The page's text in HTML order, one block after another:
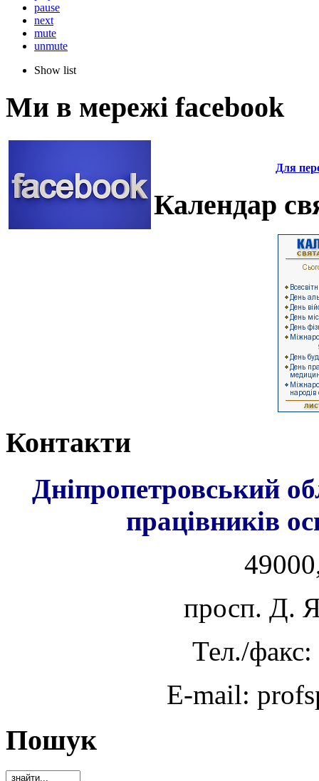
pause
next
mute
unmute
Show list
Ми в мережі facebook
Для
Календар
Контакти
Дніпропетровський
працівників
просп. Д.
Тел./
E-mail:
Пошук